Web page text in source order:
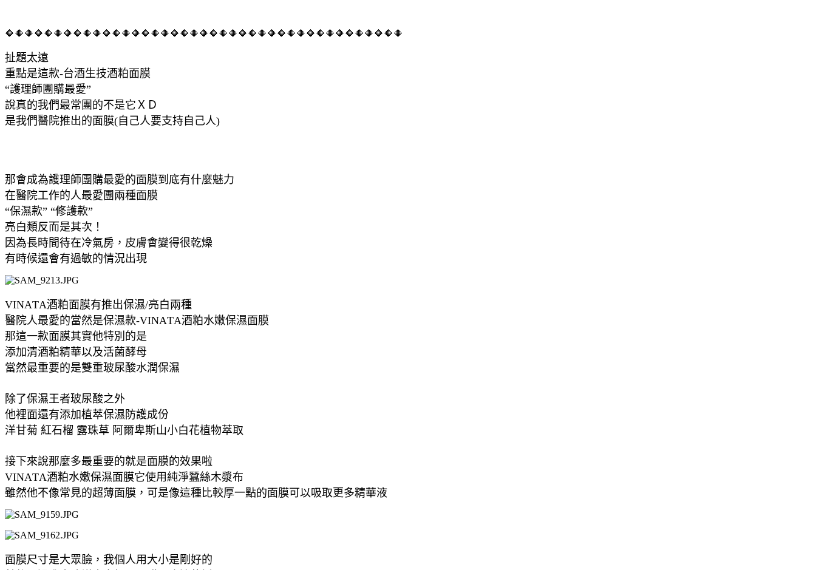
🔶🔶🔶🔶🔶🔶🔶🔶🔶🔶🔶🔶🔶🔶🔶🔶🔶🔶🔶🔶🔶🔶🔶🔶🔶🔶🔶🔶🔶🔶🔶🔶🔶🔶🔶🔶🔶🔶🔶🔶🔶
扯題太遠
重點是這款-台酒生技酒粕面膜
“護理師團購最愛”
說真的我們最常團的不是它ＸＤ
是我們醫院推出的面膜(自己人要支持自己人)
那會成為護理師團購最愛的面膜到底有什麼魅力
在醫院工作的人最愛團兩種面膜
“保濕款” “修護款”
亮白類反而是其次！
因為長時間待在冷氣房，皮膚會變得很乾燥
有時候還會有過敏的情況出現
VINATA酒粕面膜有推出保濕/亮白兩種
醫院人最愛的當然是保濕款-VINATA酒粕水嫩保濕面膜
那這一款面膜其實他特別的是
添加清酒粕精華以及活菌酵母
當然最重要的是雙重玻尿酸水潤保濕
除了保濕王者玻尿酸之外
他裡面還有添加植萃保濕防護成份
洋甘菊 紅石榴 露珠草 阿爾卑斯山小白花植物萃取
接下來說那麼多最重要的就是面膜的效果啦
VINATA酒粕水嫩保濕面膜它使用純淨蠶絲木漿布
雖然他不像常見的超薄面膜，可是像這種比較厚一點的面膜可以吸取更多精華液
面膜尺寸是大眾臉，我個人用大小是剛好的